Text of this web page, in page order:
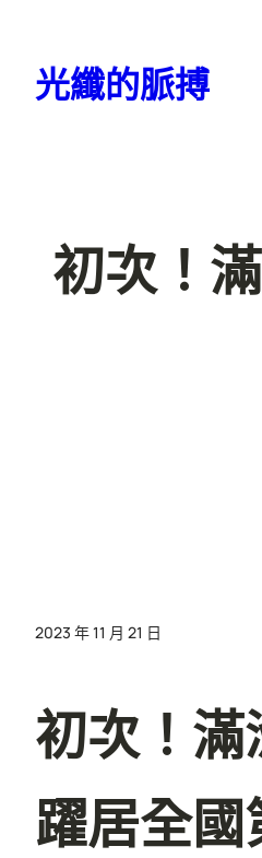
光纖的脈搏
初次！
2023 年 11 月 21 日
初次！
躍居全